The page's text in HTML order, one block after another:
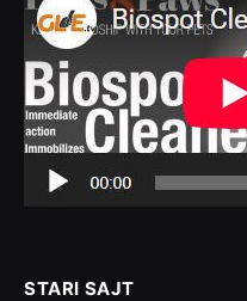
STARI SAJT